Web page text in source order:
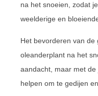
na het snoeien, zodat
weelderige en
Het bevorderen van de
oleanderplant na het
aandacht, maar met
helpen om te gedijen